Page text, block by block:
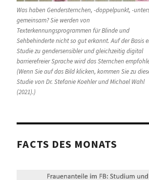
Was haben Gendersternchen, -doppelpunkt, -
gemeinsam? Sie werden von
Texterkennungsprogrammen für Blinde und
Sehbehinderte nicht so gut erkannt. Auf der Basis
Studie zu gendersensibler und gleichzeitig digital
barrierefreier Sprache wird das Sternchen
(Wenn Sie auf das Bild klicken, kommen Sie zu
Studie von Dr. Stefanie Koehler und Michael Wahl
(2021).)
FACTS DES MONATS